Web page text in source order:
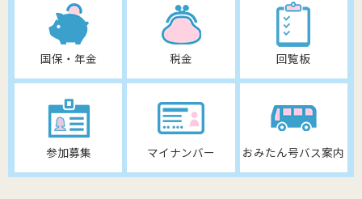
国保・年金 税金 回覧板
参加募集 マイナンバー おみたん号バス案内